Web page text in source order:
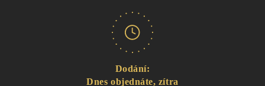
Dodání:
Dnes objednáte, zítra